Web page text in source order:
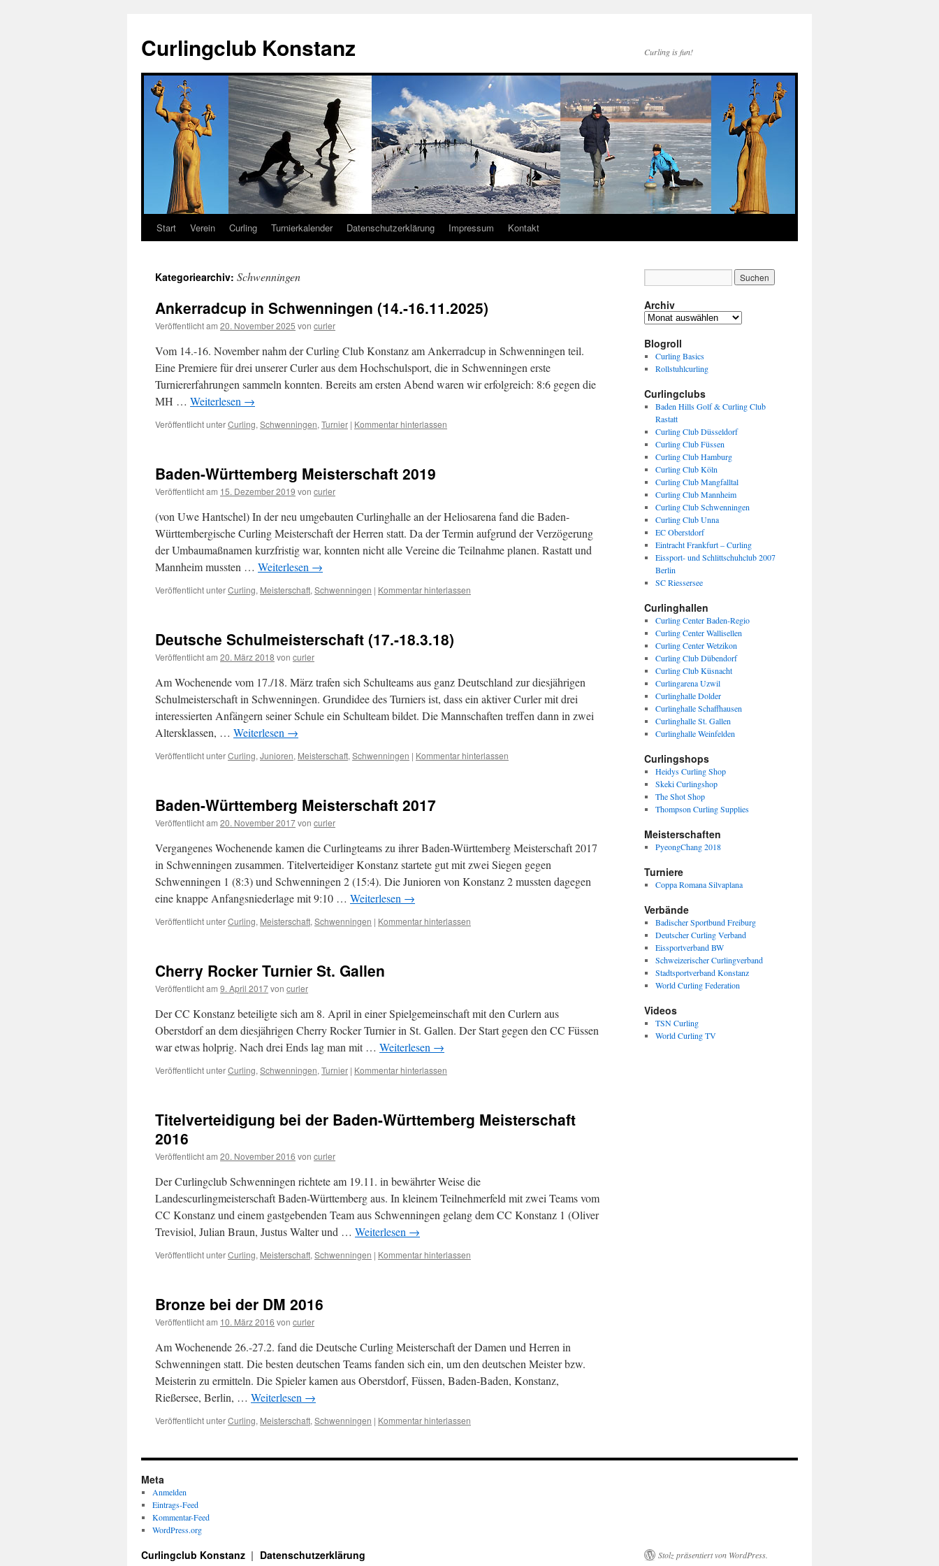
springen
Curlingclub Konstanz Curling is fun!
Start Verein Curling Turnierkalender Datenschutzerklärung Impressum Kontakt
Kategoriearchiv: Schwenningen
Ankerradcup in Schwenningen (14.-16.11.2025)
Veröffentlicht am 20. November 2025 von curler
Vom 14.-16. November nahm der Curling Club Konstanz am Ankerradcup in Schwenningen teil.
Eine Premiere für drei unserer Curler aus dem Hochschulsport, die in Schwenningen erste
Turniererfahrungen sammeln konnten. Bereits am ersten Abend waren wir erfolgreich: 8:6 gegen die
MH … Weiterlesen →
Veröffentlicht unterCurling, Schwenningen, Turnier | Kommentar hinterlassen
Baden-Württemberg Meisterschaft 2019
Veröffentlicht am 15. Dezember 2019 von curler
(von Uwe Hantschel) In der neu umgebauten Curlinghalle an der Heliosarena fand die Baden-
Württembergische Curling Meisterschaft der Herren statt. Da der Termin aufgrund der Verzögerung
der Umbaumaßnamen kurzfristig war, konnten nicht alle Vereine die Teilnahme planen. Rastatt und
Mannheim mussten … Weiterlesen →
Veröffentlicht unterCurling, Meisterschaft, Schwenningen | Kommentar hinterlassen
Deutsche Schulmeisterschaft (17.-18.3.18)
Veröffentlicht am 20. März 2018 von curler
Am Wochenende vom 17./18. März trafen sich Schulteams aus ganz Deutschland zur diesjährigen
Schulmeisterschaft in Schwenningen. Grundidee des Turniers ist, dass ein aktiver Curler mit drei
interessierten Anfängern seiner Schule ein Schulteam bildet. Die Mannschaften treffen dann in zwei
Altersklassen, … Weiterlesen →
Veröffentlicht unterCurling, Junioren, Meisterschaft, Schwenningen | Kommentar hinterlassen
Baden-Württemberg Meisterschaft 2017
Veröffentlicht am 20. November 2017von curler
Vergangenes Wochenende kamen die Curlingteams zu ihrer Baden-Württemberg Meisterschaft 2017
in Schwenningen zusammen. Titelverteidiger Konstanz startete gut mit zwei Siegen gegen
Schwenningen 1 (8:3) und Schwenningen 2 (15:4). Die Junioren von Konstanz 2 mussten dagegen
eine knappe Anfangsniederlage mit 9:10 … Weiterlesen →
Veröffentlicht unterCurling, Meisterschaft, Schwenningen | Kommentar hinterlassen
Cherry Rocker Turnier St. Gallen
Veröffentlicht am 9. April 2017von curler
Der CC Konstanz beteiligte sich am 8. April in einer Spielgemeinschaft mit den Curlern aus
Oberstdorf an dem diesjährigen Cherry Rocker Turnier in St. Gallen. Der Start gegen den CC Füssen
war etwas holprig. Nach drei Ends lag man mit … Weiterlesen →
Veröffentlicht unterCurling, Schwenningen, Turnier | Kommentar hinterlassen
Titelverteidigung bei der Baden-Württemberg Meisterschaft
2016
Veröffentlicht am 20. November 2016 von curler
Der Curlingclub Schwenningen richtete am 19.11. in bewährter Weise die
Landescurlingmeisterschaft Baden-Württemberg aus. In kleinem Teilnehmerfeld mit zwei Teams vom
CC Konstanz und einem gastgebenden Team aus Schwenningen gelang dem CC Konstanz 1 (Oliver
Trevisiol, Julian Braun, Justus Walter und … Weiterlesen →
Veröffentlicht unterCurling, Meisterschaft, Schwenningen | Kommentar hinterlassen
Bronze bei der DM 2016
Veröffentlicht am 10. März 2016 von curler
Am Wochenende 26.-27.2. fand die Deutsche Curling Meisterschaft der Damen und Herren in
Schwenningen statt. Die besten deutschen Teams fanden sich ein, um den deutschen Meister bzw.
Meisterin zu ermitteln. Die Spieler kamen aus Oberstdorf, Füssen, Baden-Baden, Konstanz,
Rießersee, Berlin, … Weiterlesen →
Veröffentlicht unterCurling, Meisterschaft, Schwenningen | Kommentar hinterlassen
Archiv
Archiv
Blogroll
Curling Basics
Rollstuhlcurling
Curlingclubs
Baden Hills Golf & Curling Club
Rastatt
Curling Club Düsseldorf
Curling Club Füssen
Curling Club Hamburg
Curling Club Köln
Curling Club Mangfalltal
Curling Club Mannheim
Curling Club Schwenningen
Curling Club Unna
EC Oberstdorf
Eintracht Frankfurt – Curling
Eissport- und Schlittschuhclub 2007
Berlin
SC Riessersee
Curlinghallen
Curling Center Baden-Regio
Curling Center Wallisellen
Curling Center Wetzikon
Curling Club Dübendorf
Curling Club Küsnacht
Curlingarena Uzwil
Curlinghalle Dolder
Curlinghalle Schaffhausen
Curlinghalle St. Gallen
Curlinghalle Weinfelden
Curlingshops
Heidys Curling Shop
Skeki Curlingshop
The Shot Shop
Thompson Curling Supplies
Meisterschaften
PyeongChang 2018
Turniere
Coppa Romana Silvaplana
Verbände
Badischer Sportbund Freiburg
Deutscher Curling Verband
Eissportverband BW
Schweizerischer Curlingverband
Stadtsportverband Konstanz
World Curling Federation
Videos
TSN Curling
World Curling TV
Meta
Anmelden
Eintrags-Feed
Kommentar-Feed
WordPress.org
Curlingclub Konstanz Datenschutzerklärung Stolz präsentiert von WordPress.